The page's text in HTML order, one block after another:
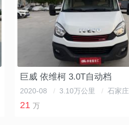
巨威 依维柯 3.0T自动档
2020-08 / 3.10万公里 / 石家庄
21 万